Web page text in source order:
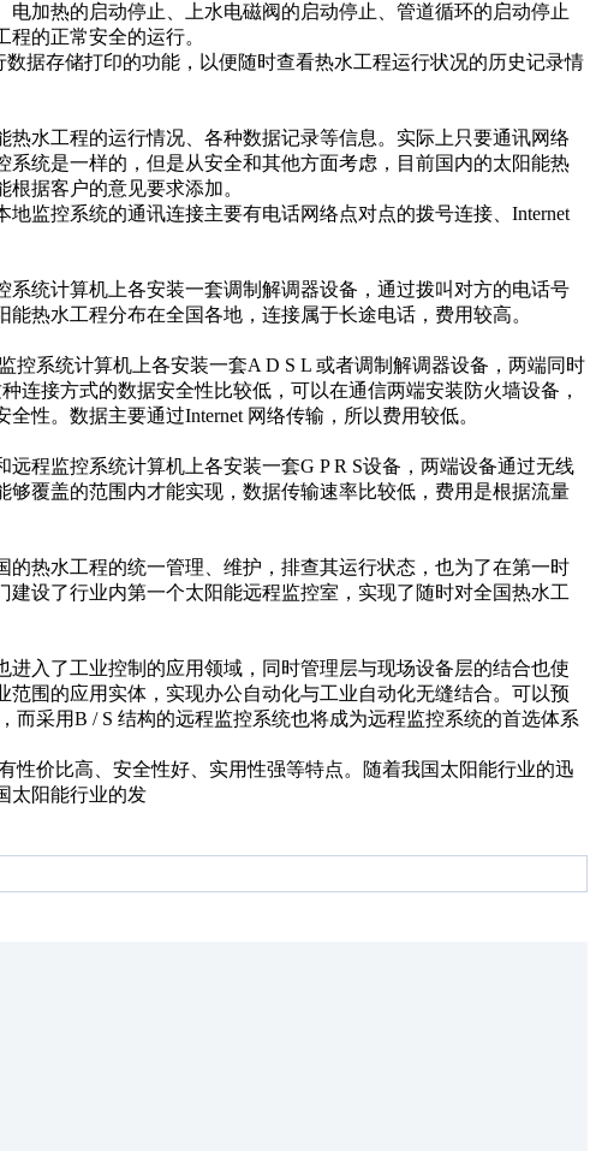
加热的启动停止、上水电磁阀的启动停止、管道循环的启动停止
的正常安全的运行。
存储打印的功能，以便随时查看热水工程运行状况的历史记录情
水工程的运行情况、各种数据记录等信息。实际上只要通讯网络
统是一样的，但是从安全和其他方面考虑，目前国内的太阳能热
据客户的意见要求添加。
控系统的通讯连接主要有电话网络点对点的拨号连接、Internet
统计算机上各安装一套调制解调器设备，通过拨叫对方的电话号
热水工程分布在全国各地，连接属于长途电话，费用较高。
系统计算机上各安装一套A D S L 或者调制解调器设备，两端同时
连接方式的数据安全性比较低，可以在通信两端安装防火墙设备，
性。数据主要通过Internet 网络传输，所以费用较低。
监控系统计算机上各安装一套G P R S设备，两端设备通过无线
覆盖的范围内才能实现，数据传输速率比较低，费用是根据流量
热水工程的统一管理、维护，排查其运行状态，也为了在第一时
设了行业内第一个太阳能远程监控室，实现了随时对全国热水工
入了工业控制的应用领域，同时管理层与现场设备层的结合也使
围的应用实体，实现办公自动化与工业自动化无缝结合。可以预
而采用B / S 结构的远程监控系统也将成为远程监控系统的首选体系
价比高、安全性好、实用性强等特点。随着我国太阳能行业的迅
太阳能行业的发